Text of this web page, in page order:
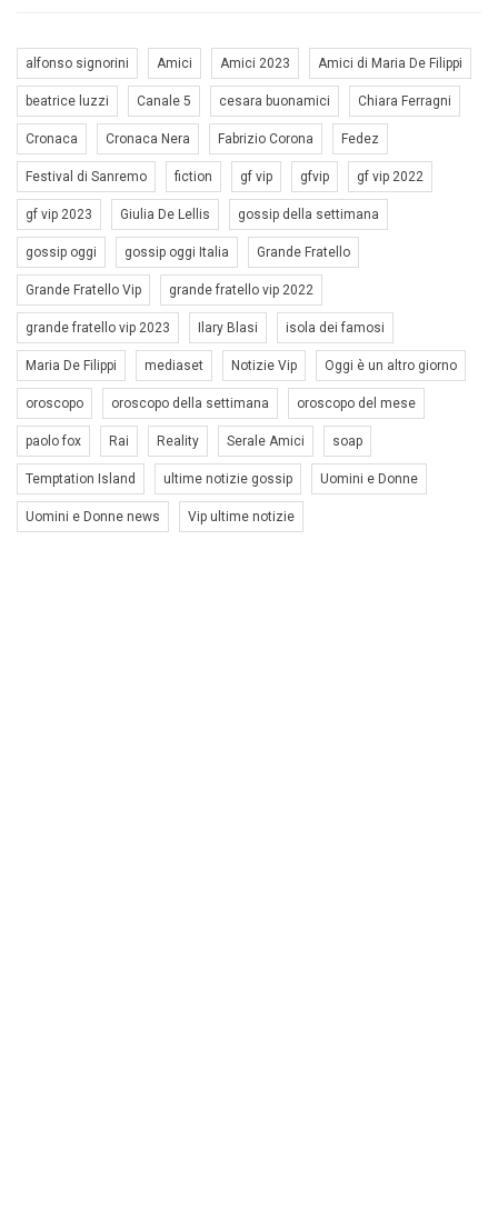
alfonso signorini Amici Amici 2023 Amici di Maria De Filippi
beatrice luzzi Canale 5 cesara buonamici Chiara Ferragni
Cronaca Cronaca Nera Fabrizio Corona Fedez
Festival di Sanremo fiction gf vip gfvip gf vip 2022
gf vip 2023 Giulia De Lellis gossip della settimana
gossip oggi gossip oggi Italia Grande Fratello
Grande Fratello Vip grande fratello vip 2022
grande fratello vip 2023 Ilary Blasi isola dei famosi
Maria De Filippi mediaset Notizie Vip Oggi è un altro giorno
oroscopo oroscopo della settimana oroscopo del mese
paolo fox Rai Reality Serale Amici soap
Temptation Island ultime notizie gossip Uomini e Donne
Uomini e Donne news Vip ultime notizie